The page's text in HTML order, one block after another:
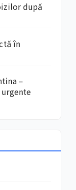
după
în
–